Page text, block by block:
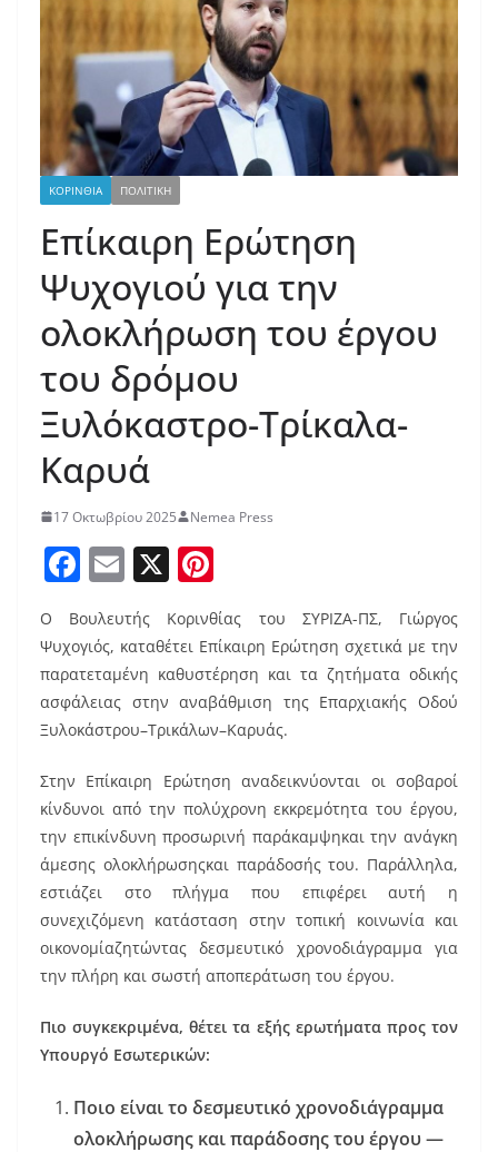
ΚΟΡΙΝΘΙΑ ΠΟΛΙΤΙΚΗ
Επίκαιρη Ερώτηση
Ψυχογιού για την
ολοκλήρωση του έργου
του δρόμου
Ξυλόκαστρο-Τρίκαλα-
Καρυά
17 Οκτωβρίου 2025 Nemea Press
F
a
c
e
b
o
o
k
E
m
ai
l
X
nt
er
e
st
Ο Βουλευτής Κορινθίας του ΣΥΡΙΖΑ-ΠΣ, Γιώργος
Ψυχογιός, καταθέτει Επίκαιρη Ερώτηση σχετικά με την
παρατεταμένη καθυστέρηση και τα ζητήματα οδικής
ασφάλειας στην αναβάθμιση της Επαρχιακής Οδού
Ξυλοκάστρου–Τρικάλων–Καρυάς.
Στην Επίκαιρη Ερώτηση αναδεικνύονται οι σοβαροί
κίνδυνοι από την πολύχρονη εκκρεμότητα του έργου,
την επικίνδυνη προσωρινή παράκαμψηκαι την ανάγκη
άμεσης ολοκλήρωσηςκαι παράδοσής του. Παράλληλα,
εστιάζει στο πλήγμα που επιφέρει αυτή η
συνεχιζόμενη κατάσταση στην τοπική κοινωνία και
οικονομίαζητώντας δεσμευτικό χρονοδιάγραμμα για
την πλήρη και σωστή αποπεράτωση του έργου.
Πιο συγκεκριμένα, θέτει τα εξής ερωτήματα προς τον
Υπουργό Εσωτερικών:
Ποιο είναι το δεσμευτικό χρονοδιάγραμμα
ολοκλήρωσης και παράδοσης του έργου —